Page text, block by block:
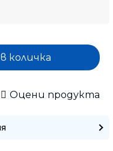
Оцени продукта